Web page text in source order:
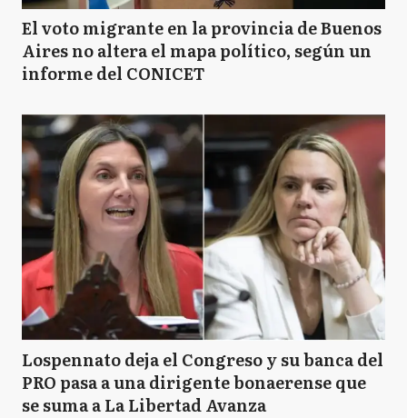
El voto migrante en la provincia de Buenos
Aires no altera el mapa político, según un
informe del CONICET
Lospennato deja el Congreso y su banca del
PRO pasa a una dirigente bonaerense que
se suma a La Libertad Avanza